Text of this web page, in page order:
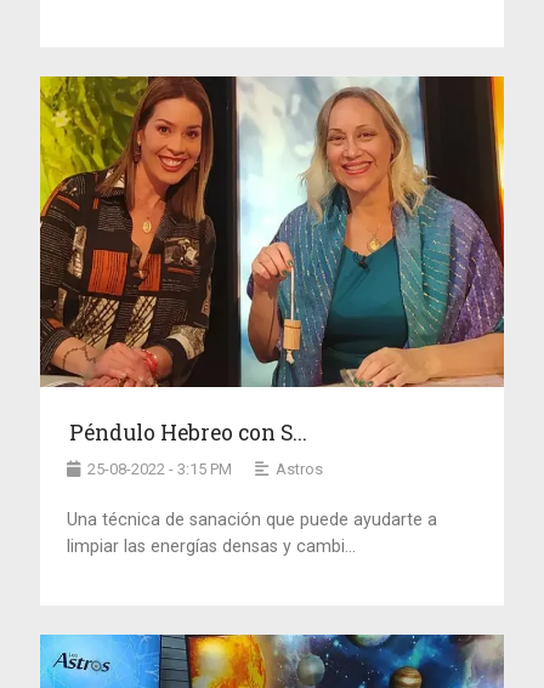
Péndulo Hebreo con S...
25-08-2022 - 3:15 PM Astros
Una técnica de sanación que puede ayudarte a
limpiar las energías densas y cambi...